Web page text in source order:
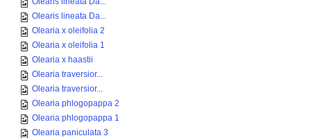
Olearis lineata Da...
Olearia x oleifolia 2
Olearia x oleifolia 1
Olearia x haastii
Olearia traversior...
Olearia traversior...
Olearia phlogopappa 2
Olearia phlogopappa 1
Olearia paniculata 3